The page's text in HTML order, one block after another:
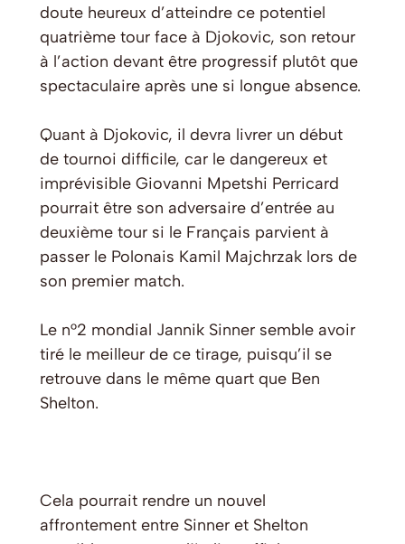
doute heureux d’atteindre ce potentiel
quatrième tour face à Djokovic, son retour
à l’action devant être progressif plutôt que
spectaculaire après une si longue absence.
Quant à Djokovic, il devra livrer un début
de tournoi difficile, car le dangereux et
imprévisible Giovanni Mpetshi Perricard
pourrait être son adversaire d’entrée au
deuxième tour si le Français parvient à
passer le Polonais Kamil Majchrzak lors de
son premier match.
Le n°2 mondial Jannik Sinner semble avoir
tiré le meilleur de ce tirage, puisqu’il se
retrouve dans le même quart que Ben
Shelton.
Cela pourrait rendre un nouvel
affrontement entre Sinner et Shelton